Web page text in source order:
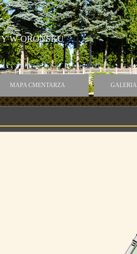
W OROŃSKU
MAPA CMENTARZA GALERIA